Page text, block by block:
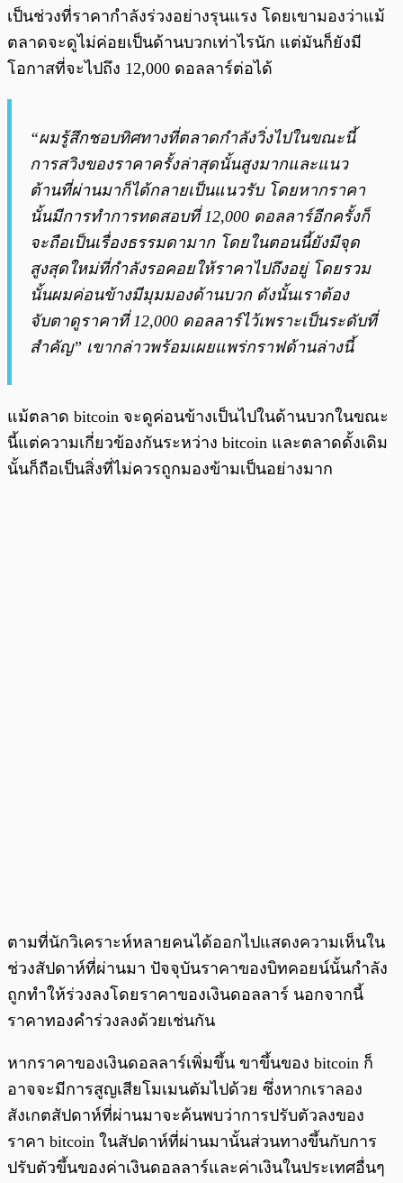
เป็นช่วงที่ราคากำลังร่วงอย่างรุนแรง โดยเขามองว่าแม้
ตลาดจะดูไม่ค่อยเป็นด้านบวกเท่าไรนัก แต่มันก็ยังมี
โอกาสที่จะไปถึง 12,000 ดอลลาร์ต่อได้
“ผมรู้สึกชอบทิศทางที่ตลาดกำลังวิ่งไปในขณะนี้
การสวิงของราคาครั้งล่าสุดนั้นสูงมากและแนว
ต้านที่ผ่านมาก็ได้กลายเป็นแนวรับ โดยหากราคา
นั้นมีการทำการทดสอบที่ 12,000 ดอลลาร์อีกครั้งก็
จะถือเป็นเรื่องธรรมดามาก โดยในตอนนี้ยังมีจุด
สูงสุดใหม่ที่กำลังรอคอยให้ราคาไปถึงอยู่ โดยรวม
นั้นผมค่อนข้างมีมุมมองด้านบวก ดังนั้นเราต้อง
จับตาดูราคาที่ 12,000 ดอลลาร์ไว้เพราะเป็นระดับที่
สำคัญ” เขากล่าวพร้อมเผยแพร่กราฟด้านล่างนี้
แม้ตลาด bitcoin จะดูค่อนข้างเป็นไปในด้านบวกในขณะ
นี้แต่ความเกี่ยวข้องกันระหว่าง bitcoin และตลาดดั้งเดิม
นั้นก็ถือเป็นสิ่งที่ไม่ควรถูกมองข้ามเป็นอย่างมาก
ตามที่นักวิเคราะห์หลายคนได้ออกไปแสดงความเห็นใน
ช่วงสัปดาห์ที่ผ่านมา ปัจจุบันราคาของบิทคอยน์นั้นกำลัง
ถูกทำให้ร่วงลงโดยราคาของเงินดอลลาร์ นอกจากนี้
ราคาทองคำร่วงลงด้วยเช่นกัน
หากราคาของเงินดอลลาร์เพิ่มขึ้น ขาขึ้นของ bitcoin ก็
อาจจะมีการสูญเสียโมเมนตัมไปด้วย ซึ่งหากเราลอง
สังเกตสัปดาห์ที่ผ่านมาจะค้นพบว่าการปรับตัวลงของ
ราคา bitcoin ในสัปดาห์ที่ผ่านมานั้นส่วนทางขึ้นกับการ
ปรับตัวขึ้นของค่าเงินดอลลาร์และค่าเงินในประเทศอื่นๆ